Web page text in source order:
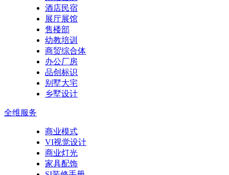
酒店民宿
展厅展馆
售楼部
幼教培训
商贸综合体
办公厂房
品创标识
别墅大宅
乡墅设计
全维服务
商业模式
VI视觉设计
商业灯光
家具配饰